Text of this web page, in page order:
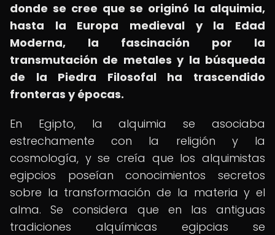
donde se cree que se originó la alquimia,
hasta la Europa medieval y la Edad
Moderna, la fascinación por la
transmutación de metales y la búsqueda
de la Piedra Filosofal ha trascendido
fronteras y épocas.
En Egipto, la alquimia se asociaba
estrechamente con la religión y la
cosmología, y se creía que los alquimistas
egipcios poseían conocimientos secretos
sobre la transformación de la materia y el
alma. Se considera que en las antiguas
tradiciones alquímicas egipcias se